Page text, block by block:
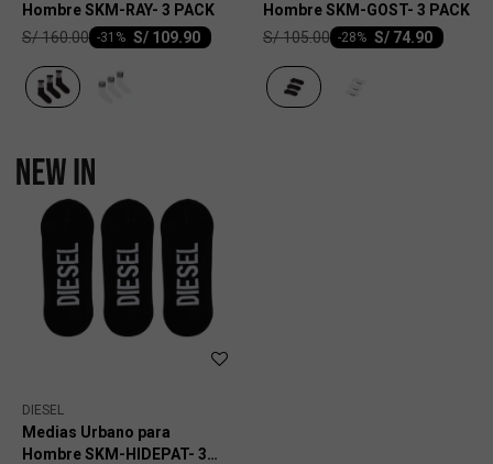
Hombre SKM-RAY- 3 PACK
S/ 109.90
-31
S/160.00
Hombre SKM-GOST- 3 PACK
S/ 74.90
-28
S/105.00
DIESEL
Medias Urbano para
Hombre SKM-HIDEPAT- 3